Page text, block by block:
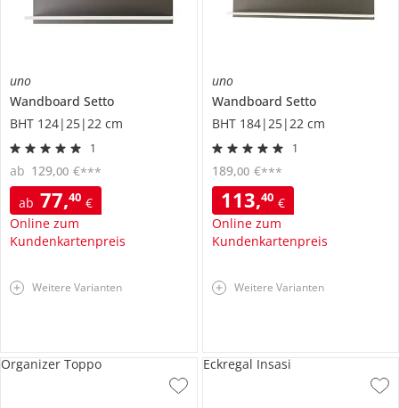
uno
Wandboard Setto
BHT 124|25|22 cm
1
ab 77,40 €
Online zum
Kundenkartenpreis
ab 129,00 €***
Weitere Varianten
uno
Wandboard Setto
BHT 184|25|22 cm
1
113,40 €
Online zum
Kundenkartenpreis
189,00 €***
Weitere Varianten
Organizer Toppo Eckregal Insasi